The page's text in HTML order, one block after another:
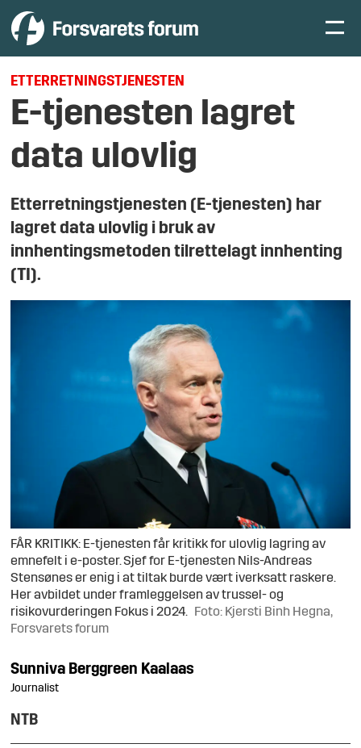
ETTERRETNINGSTJENESTEN
E-tjenesten lagret
data ulovlig
Etterretningstjenesten (E-tjenesten) har
lagret data ulovlig i bruk av
innhentingsmetoden tilrettelagt innhenting
(TI).
FÅR KRITIKK: E-tjenesten får kritikk for ulovlig lagring av
emnefelt i e-poster. Sjef for E-tjenesten Nils-Andreas
Stensønes er enig i at tiltak burde vært iverksatt raskere.
Her avbildet under framleggelsen av trussel- og
risikovurderingen Fokus i 2024.
Foto: Kjersti Binh Hegna,
Forsvarets forum
Sunniva Berggreen Kaalaas
Journalist
NTB